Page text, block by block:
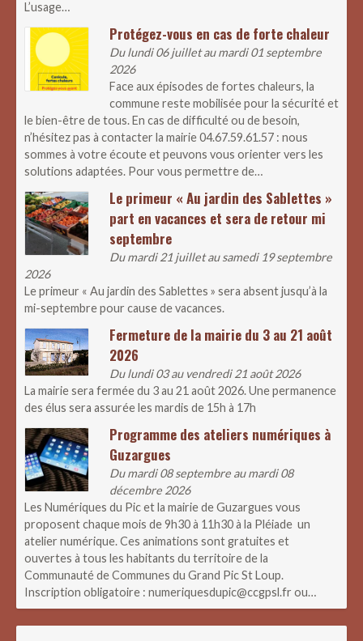
L’usage…
Protégez-vous en cas de forte chaleur
Du lundi 06 juillet au mardi 01 septembre
2026
Face aux épisodes de fortes chaleurs, la
commune reste mobilisée pour la sécurité et
le bien-être de tous. En cas de difficulté ou de besoin,
n’hésitez pas à contacter la mairie 04.67.59.61.57 : nous
sommes à votre écoute et peuvons vous orienter vers les
solutions adaptées. Pour vous permettre de…
Le primeur « Au jardin des Sablettes »
part en vacances et sera de retour mi
septembre
Du mardi 21 juillet au samedi 19 septembre
2026
Le primeur « Au jardin des Sablettes » sera absent jusqu’à la
mi-septembre pour cause de vacances.
Fermeture de la mairie du 3 au 21 août
2026
Du lundi 03 au vendredi 21 août 2026
La mairie sera fermée du 3 au 21 août 2026. Une permanence
des élus sera assurée les mardis de 15h à 17h
Programme des ateliers numériques à
Guzargues
Du mardi 08 septembre au mardi 08
décembre 2026
Les Numériques du Pic et la mairie de Guzargues vous
proposent chaque mois de 9h30 à 11h30 à la Pléiade un
atelier numérique. Ces animations sont gratuites et
ouvertes à tous les habitants du territoire de la
Communauté de Communes du Grand Pic St Loup.
Inscription obligatoire : numeriquesdupic@ccgpsl.fr ou…